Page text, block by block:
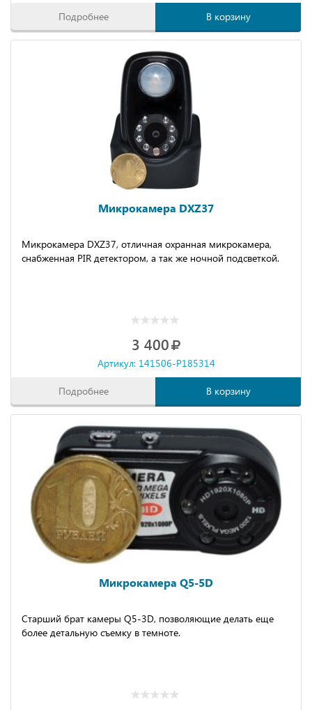
Подробнее В корзину
Микрокамера DXZ37
Микрокамера DXZ37, отличная охранная микрокамера,
снабженная PIR детектором, а так же ночной подсветкой.
3 400
Артикул: 141506-P185314
Подробнее В корзину
Микрокамера Q5-5D
Старший брат камеры Q5-3D, позволяющие делать еще
более детальную съемку в темноте.